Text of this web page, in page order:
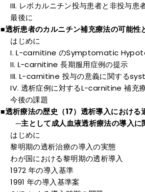
レボカルニチン投与患者と非投与患
最後に
■透析患者のカルニチン補充療法の可
はじめに
L-carnitine のSymptomatic
L-carnitine 長期服用症例の提示
L-carnitine 投与の意義に関する
透析症例に対するL-carnitine 補充
今後の課題
■透析療法の歴史（17）透析導入における
─主として成人血液透析療法の導
はじめに
黎明期の透析治療の導入の実態
わが国における黎明期の透析導入
1972 年の導入基準
1991 年の導入基準案